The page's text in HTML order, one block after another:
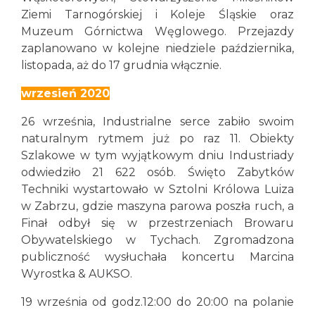
Ziemi Tarnogórskiej i Koleje Śląskie oraz
Muzeum Górnictwa Węglowego. Przejazdy
zaplanowano w kolejne niedziele października,
listopada, aż do 17 grudnia włącznie.
wrzesień 2020
26 września, Industrialne serce zabiło swoim
naturalnym rytmem już po raz 11. Obiekty
Szlakowe w tym wyjątkowym dniu Industriady
odwiedziło 21 622 osób. Święto Zabytków
Techniki wystartowało w Sztolni Królowa Luiza
w Zabrzu, gdzie maszyna parowa poszła ruch, a
Finał odbył się w przestrzeniach Browaru
Obywatelskiego w Tychach. Zgromadzona
publiczność wysłuchała koncertu Marcina
Wyrostka & AUKSO.
19 września od godz.12:00 do 20:00 na polanie